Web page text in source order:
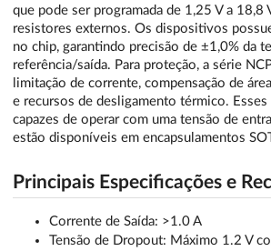
que pode ser programada de 1,25 V a 18,8
resistores externos. Os dispositivos
no chip, garantindo precisão de ±1,0% da
referência/saída. Para proteção, a série
limitação de corrente, compensação de
e recursos de desligamento térmico. Esses
capazes de operar com uma tensão de
estão disponíveis em encapsulamentos
Principais Especificações e
Corrente de Saída: >1.0 A
Tensão de Dropout: Máximo 1.2 V